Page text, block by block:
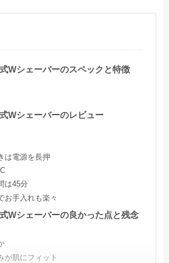
Wシェーバーのスペックと特徴
Wシェーバーのレビュー
は電源を長押
は45分
お手入れも楽々
Wシェーバーの良かった点と残念
が肌にフィット